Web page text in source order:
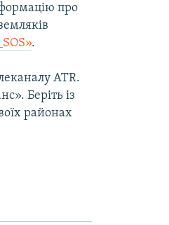
про
.
АТR.
Беріть із
районах